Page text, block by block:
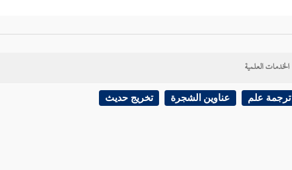
الخدمات العلمية
ترجمة علم عناوين الشجرة تخريج حديث